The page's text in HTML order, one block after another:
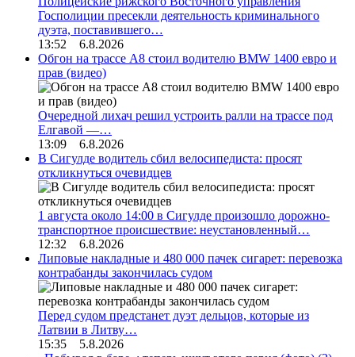
Госполиции пресекли деятельность криминального
дуэта, поставившего…
13:52 6.8.2026
Обгон на трассе А8 стоил водителю BMW 1400 евро и
прав (видео)
Очередной лихач решил устроить ралли на трассе под
Елгавой —…
13:09 6.8.2026
В Сигулде водитель сбил велосипедиста: просят
откликнуться очевидцев
1 августа около 14:00 в Сигулде произошло дорожно-
транспортное происшествие: неустановленный…
12:32 6.8.2026
Липовые накладные и 480 000 пачек сигарет: перевозка
контрабанды закончилась судом
Перед судом предстанет дуэт дельцов, которые из
Латвии в Литву…
15:35 5.8.2026